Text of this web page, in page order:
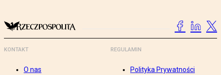
KONTAKT
O nas
REGULAMIN
Polityka Prywatności